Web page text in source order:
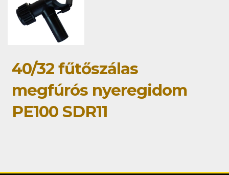
40/32 fűtőszálas
megfúrós nyeregidom
PE100 SDR11